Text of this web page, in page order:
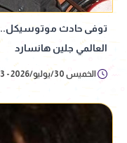
توفى حادث موتوسيكل..
العالمي جلين هانسارد
الخميس 30/يوليو/2026 - 02:13 م